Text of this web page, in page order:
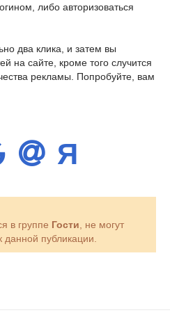
либо авторизоваться
два клика, и затем вы
на сайте, кроме того случится
рекламы. Попробуйте, вам
в группе Гости , не могут
данной публикации.